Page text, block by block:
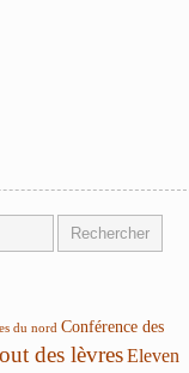
du nord Conférence des
des lèvresEleven